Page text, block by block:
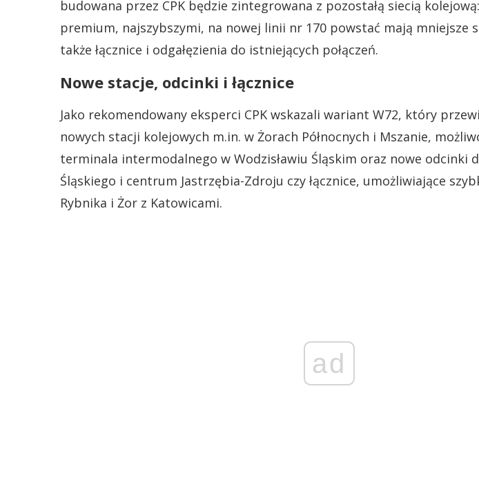
budowana przez CPK będzie zintegrowana z pozostałą siecią
premium, najszybszymi, na nowej linii nr 170 powstać mają mniejsze
także łącznice i odgałęzienia do istniejących połączeń.
Nowe stacje, odcinki i łącznice
Jako rekomendowany eksperci CPK wskazali wariant W72, który
nowych stacji kolejowych m.in. w Żorach Północnych i Mszanie,
terminala intermodalnego w Wodzisławiu Śląskim oraz nowe odcinki
Śląskiego i centrum Jastrzębia-Zdroju czy łącznice, umożliwiające
Rybnika i Żor z Katowicami.
ad